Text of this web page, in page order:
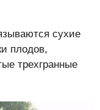
сухие
плодов,
трехгранные